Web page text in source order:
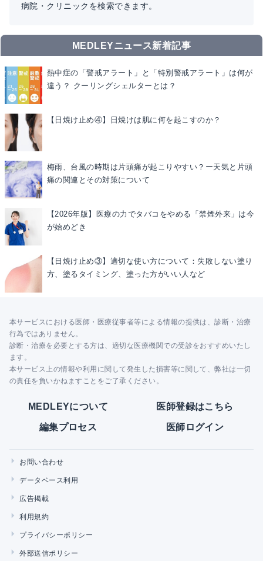
病院・クリニックを検索できます。
MEDLEYニュース新着記事
熱中症の「警戒アラート」と「特別警戒アラート」は何が
違う？ クーリングシェルターとは？
【日焼け止め④】日焼けは肌に何を起こすのか？
梅雨、台風の時期は片頭痛が起こりやすい？ー天気と片頭
痛の関連とその対策について
【2026年版】医療の力でタバコをやめる「禁煙外来」は今
が始めどき
【日焼け止め③】適切な使い方について：失敗しない塗り
方、塗るタイミング、塗った方がいい人など
本サービスにおける医師・医療従事者等による情報の提供は、診断・治療
行為ではありません。
診断・治療を必要とする方は、適切な医療機関での受診をおすすめいたし
ます。
本サービス上の情報や利用に関して発生した損害等に関して、弊社は一切
の責任を負いかねますことをご了承ください。
MEDLEYについて 医師登録はこちら
編集プロセス 医師ログイン
お問い合わせ
データベース利用
広告掲載
利用規約
プライバシーポリシー
外部送信ポリシー